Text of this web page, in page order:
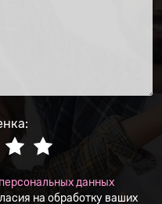
данных
на обработку ваших